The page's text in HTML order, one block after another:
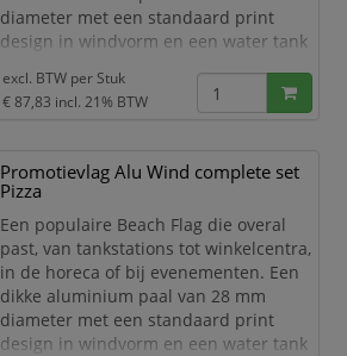
diameter met een standaard print
design in windvorm en een water tank
jouw gelegenheid. Een mooie vlag voor
jouw binnen- en buitenreclame.
print "Coffee to Go" en water
tank voet
Standaard print d
excl. BTW per Stuk
€ 87,83 incl. 21% BTW
Promotievlag Alu Wind complete set
Pizza
Een populaire Beach Flag die overal
past, van tankstations tot winkelcentra,
in de horeca of bij evenementen. Een
dikke aluminium paal van 28 mm
diameter met een standaard print
design in windvorm en een water tank